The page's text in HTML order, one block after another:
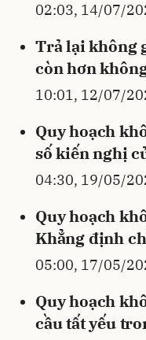
02:03, 14/07/
Trả lại không
còn hơn
10:01, 12/07/
Quy hoạch
số kiến nghị
04:30, 19/05/
Quy hoạch
Khẳng định
05:00, 17/05/
Quy hoạch
cầu tất yếu